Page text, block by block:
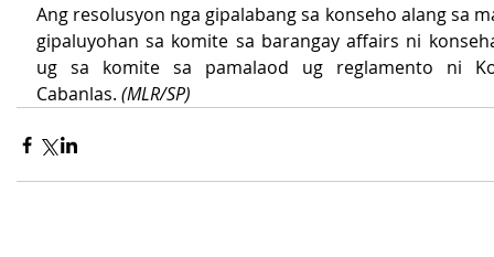
Ang resolusyon nga gipalabang sa konseho alang sa
gipaluyohan sa komite sa barangay affairs ni
ug sa komite sa pamalaod ug reglamento ni
Cabanlas. (MLR/SP)